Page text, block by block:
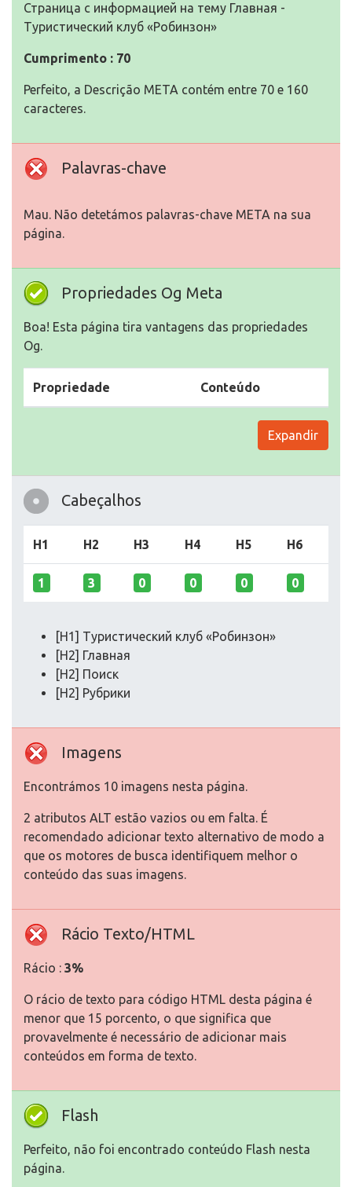
Страница с информацией на тему Главная -
Туристический клуб «Робинзон»
Cumprimento : 70
Perfeito, a Descrição META contém entre 70 e 160
caracteres.
Palavras-chave
Mau. Não detetámos palavras-chave META na sua
página.
Propriedades Og Meta
Boa! Esta página tira vantagens das propriedades
Og.
Propriedade Conteúdo
Expandir
Cabeçalhos
H1 H2 H3 H4 H5 H6
1 3 0 0 0 0
[H1] Туристический клуб «Робинзон»
[H2] Главная
[H2] Поиск
[H2] Рубрики
Imagens
Encontrámos 10 imagens nesta página.
2 atributos ALT estão vazios ou em falta. É
recomendado adicionar texto alternativo de modo a
que os motores de busca identifiquem melhor o
conteúdo das suas imagens.
Rácio Texto/HTML
Rácio : 3%
O rácio de texto para código HTML desta página é
menor que 15 porcento, o que significa que
provavelmente é necessário de adicionar mais
conteúdos em forma de texto.
Flash
Perfeito, não foi encontrado conteúdo Flash nesta
página.